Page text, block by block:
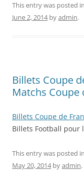
This entry was posted in
June 2, 2014byadmin.
Billets Coupe
Matchs Coupe
Billets Coupe de
Billets Football pour
This entry was posted in
May 20, 2014byadmin.